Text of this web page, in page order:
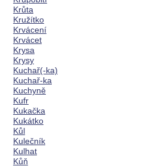
Krůta
Kružítko
Krvácení
Krvácet
Krysa
Krysy
Kuchař(-ka)
Kuchař-ka
Kuchyně
Kufr
Kukačka
Kukátko
Kůl
Kulečník
Kulhat
Kůň